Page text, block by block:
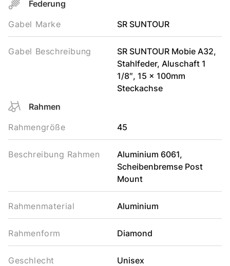
Federung
Gabel Marke
SR SUNTOUR
Gabel Beschreibung
SR SUNTOUR Mobie A32,
Stahlfeder, Aluschaft 1
1/8″, 15 x 100mm
Steckachse
Rahmen
Rahmengröße
45
Beschreibung Rahmen
Aluminium 6061,
Scheibenbremse Post
Mount
Rahmenmaterial Aluminium
Rahmenform Diamond
Geschlecht Unisex